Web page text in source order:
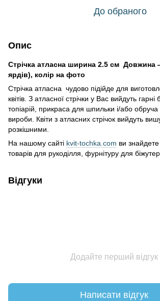
До обраного
Опис
Стрічка атласна ширина 2.5 см Довжина
ярдів), колір на фото
Стрічка атласна чудово підійде для
квітів. З атласної стрічки у Вас вийдуть гарні
топіарій, прикраса для шпильки і/або обруча
вироби. Квіти з атласних стрічок вийдуть
розкішними.
На нашому сайті kvit-tochka.com ви знайдете
товарів для рукоділля, фурнітуру для
Відгуки
Додайте перший відгук
Написати відгук